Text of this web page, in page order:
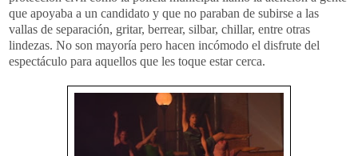
que apoyaba a un candidato y que no paraban de subirse a las
vallas de separación, gritar, berrear, silbar, chillar, entre otras
lindezas. No son mayoría pero hacen incómodo el disfrute del
espectáculo para aquellos que les toque estar cerca.